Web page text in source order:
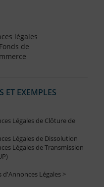
légales
de
ET EXEMPLES
Légales de Clôture de
Légales de Dissolution
Légales de Transmission
Légales >